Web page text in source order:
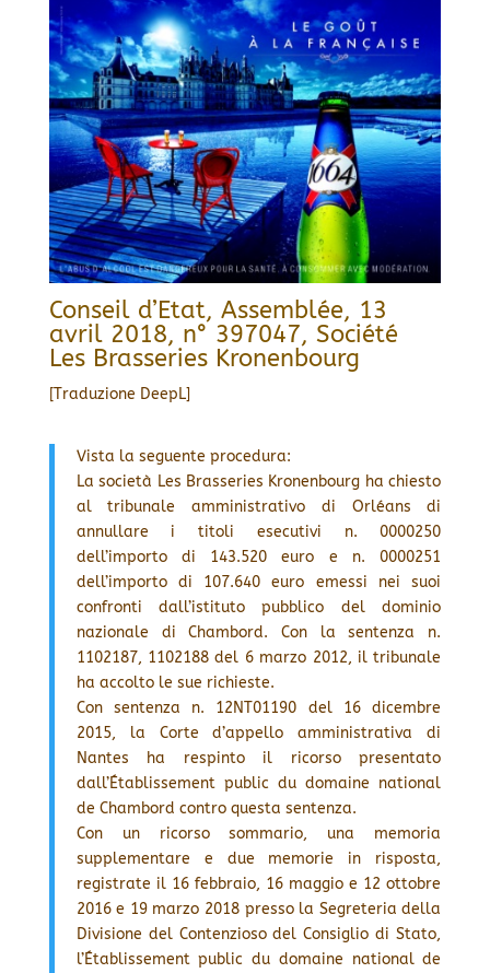
Conseil d’Etat, Assemblée, 13
avril 2018, n° 397047, Société
Les Brasseries Kronenbourg
[Traduzione DeepL]
Vista la seguente procedura:
La società Les Brasseries Kronenbourg ha chiesto
al tribunale amministrativo di Orléans di
annullare i titoli esecutivi n. 0000250
dell’importo di 143.520 euro e n. 0000251
dell’importo di 107.640 euro emessi nei suoi
confronti dall’istituto pubblico del dominio
nazionale di Chambord. Con la sentenza n.
1102187, 1102188 del 6 marzo 2012, il tribunale
ha accolto le sue richieste.
Con sentenza n. 12NT01190 del 16 dicembre
2015, la Corte d’appello amministrativa di
Nantes ha respinto il ricorso presentato
dall’Établissement public du domaine national
de Chambord contro questa sentenza.
Con un ricorso sommario, una memoria
supplementare e due memorie in risposta,
registrate il 16 febbraio, 16 maggio e 12 ottobre
2016 e 19 marzo 2018 presso la Segreteria della
Divisione del Contenzioso del Consiglio di Stato,
l’Établissement public du domaine national de